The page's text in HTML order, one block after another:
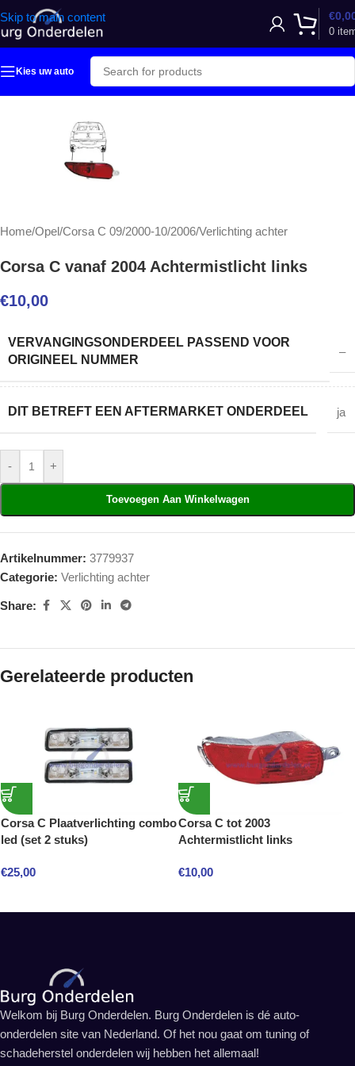
Skip to main content
0
€
Kies uw auto
Home/Opel/Corsa C 09/2000-10/2006/Verlichting achter
Corsa C vanaf 2004 Achtermistlicht links
€10,00
VERVANGINGSONDERDEEL PASSEND VOOR
ORIGINEEL NUMMER
–
DIT BETREFT EEN AFTERMARKET ONDERDEEL ja
- +
Toevoegen Aan Winkelwagen
Artikelnummer: 3779937
Categorie: Verlichting achter
Share:
Gerelateerde producten
Corsa C Plaatverlichting combo
led (set 2 stuks)
€25,00
Corsa C tot 2003
Achtermistlicht links
€10,00
Welkom bij Burg Onderdelen. Burg Onderdelen is dé auto-
onderdelen site van Nederland. Of het nou gaat om tuning of
schadeherstel onderdelen wij hebben het allemaal!